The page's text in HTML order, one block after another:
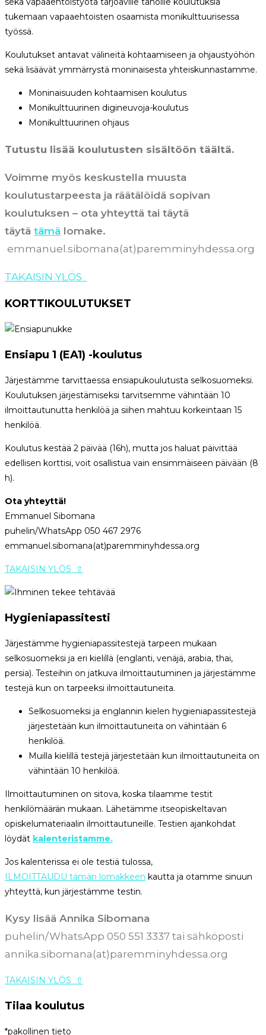
tukemaan vapaaehtoisten osaamista monikulttuurisessa
työssä.
Koulutukset antavat välineitä kohtaamiseen ja ohjaustyöhön
sekä lisäävät ymmärrystä moninaisesta yhteiskunnastamme.
Moninaisuuden kohtaamisen koulutus
Monikulttuurinen digineuvoja-koulutus
Monikulttuurinen ohjaus
Tutustu lisää koulutusten sisältöön täältä.
Voimme myös keskustella muusta
koulutustarpeesta ja räätälöidä sopivan
koulutuksen – ota yhteyttä tai täytä
täytä tämä lomake.
emmanuel.sibomana(at)paremminyhdessa.org
TAKAISIN YLÖS
KORTTIKOULUTUKSET
Ensiapu 1 (EA1) -koulutus
Järjestämme tarvittaessa ensiapukoulutusta selkosuomeksi.
Koulutuksen järjestämiseksi tarvitsemme vähintään 10
ilmoittautunutta henkilöä ja siihen mahtuu korkeintaan 15
henkilöä.
Koulutus kestää 2 päivää (16h), mutta jos haluat päivittää
edellisen korttisi, voit osallistua vain ensimmäiseen päivään (8
h).
Ota yhteyttä!
Emmanuel Sibomana
puhelin/WhatsApp 050 467 2976
emmanuel.sibomana(at)paremminyhdessa.org
TAKAISIN YLÖS ⇧
Hygieniapassitesti
Järjestämme hygieniapassitestejä tarpeen mukaan
selkosuomeksi ja eri kielillä (englanti, venäjä, arabia, thai,
persia). Testeihin on jatkuva ilmoittautuminen ja järjestämme
testejä kun on tarpeeksi ilmoittautuneita.
Selkosuomeksi ja englannin kielen hygieniapassitestejä
järjestetään kun ilmoittautuneita on vähintään 6
henkilöä.
Muilla kielillä testejä järjestetään kun ilmoittautuneita on
vähintään 10 henkilöä.
Ilmoittautuminen on sitova, koska tilaamme testit
henkilömäärän mukaan. Lähetämme itseopiskeltavan
opiskelumateriaalin ilmoittautuneille. Testien ajankohdat
löydät kalenteristamme.
Jos kalenterissa ei ole testiä tulossa,
ILMOITTAUDU tämän lomakkeen kautta ja otamme sinuun
yhteyttä, kun järjestämme testin.
Kysy lisää Annika Sibomana
puhelin/WhatsApp 050 551 3337 tai sähköposti
annika.sibomana(at)paremminyhdessa.org
TAKAISIN YLÖS ⇧
Tilaa koulutus
*pakollinen tieto